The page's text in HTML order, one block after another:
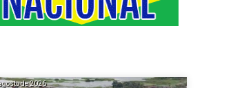
de 2026